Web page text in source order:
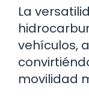
La
vehículos,
movilidad